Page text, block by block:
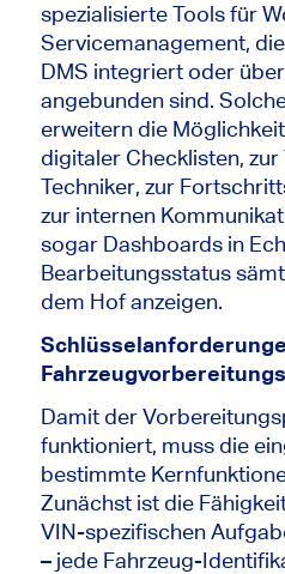
spezialisierte Tools für
Servicemanagement,
DMS integriert oder
angebunden sind.
erweitern die
digitaler Checklisten,
Techniker, zur
zur internen
sogar Dashboards in
Bearbeitungsstatus
dem Hof anzeigen.
Damit der
funktioniert, muss die
bestimmte
Zunächst ist die
VIN-spezifischen
– jede Fahrzeug-